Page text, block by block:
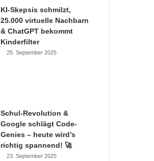
KI-Skepsis schmilzt,
25.000 virtuelle Nachbarn
& ChatGPT bekommt
Kinderfilter
25. September 2025
Schul-Revolution &
Google schlägt Code-
Genies – heute wird’s
richtig spannend! 🚀
23. September 2025